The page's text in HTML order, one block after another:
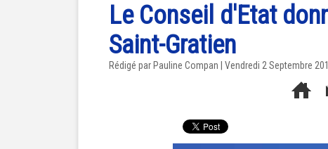
Le Conseil d'Etat
Saint-Gratien
Rédigé par Pauline Compan | Vendredi 2 Septembre